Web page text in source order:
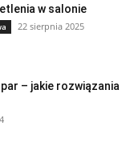
w salonie
22 sierpnia 2025
– jakie rozwiązania